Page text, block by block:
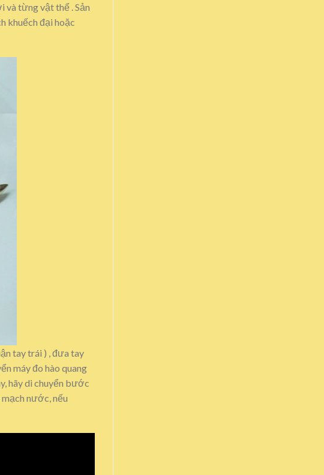
và từng vật thể . Sản
khuếch đại hoặc
tay trái ) , đưa tay
máy đo hào quang
hãy di chuyển bước
nước, nếu